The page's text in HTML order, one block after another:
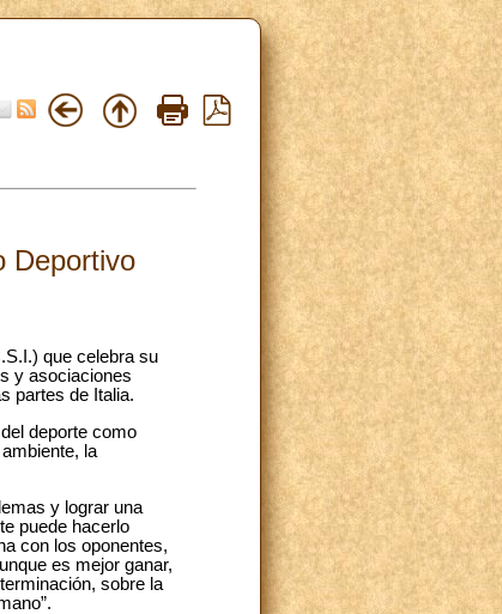
Deportivo
que celebra su
y asociaciones
partes de Italia.
deporte como
la
y lograr una
puede hacerlo
con los oponentes,
es mejor ganar,
sobre la